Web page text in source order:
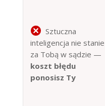
Sztuczna
inteligencja nie stanie
za Tobą w sądzie —
koszt błędu
ponosisz Ty